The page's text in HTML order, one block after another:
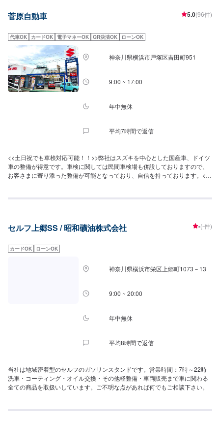
菅原自動車 5.0(96件)
代車OK カードOK 電子マネーOK QR決済OK ローンOK
神奈川県横浜市戸塚区吉田町951
9:00 ~ 17:00
年中無休
平均7時間で返信
<<土日祝でも車検対応可能！！>>弊社はスズキを中心とした国産車、ドイツ
車の整備が得意です。車検に関しては民間車検場も併設しておりますので、
お客さまに寄り添った整備が可能となっており、自信を持っております。<<
を併設>>弊社は自社内で車検が完結する検査ラインを保有しております。車
します。<<経験豊富な資格保持者が多数在籍>>自動車検査員が5名、二級整
けでなく、整備や修理の際もお客さまのお車を受け入れる体制が整っており
ます。ご予約・ご来店を心よりお待ちしております。※違法改造車は整備をお
断りしております。予めご了承ください。
セルフ上郷SS / 昭和礦油株式会社 -(-件)
カードOK ローンOK
神奈川県横浜市栄区上郷町1073－13
9:00 ~ 20:00
年中無休
平均8時間で返信
当社は地域密着型のセルフのガソリンスタンドです。営業時間：7時～22時
洗車・コーティング・オイル交換・その他軽整備・車両販売まで車に関わる
全ての商品を取扱いしています。ご不明な点があれば何でもご相談下さい。